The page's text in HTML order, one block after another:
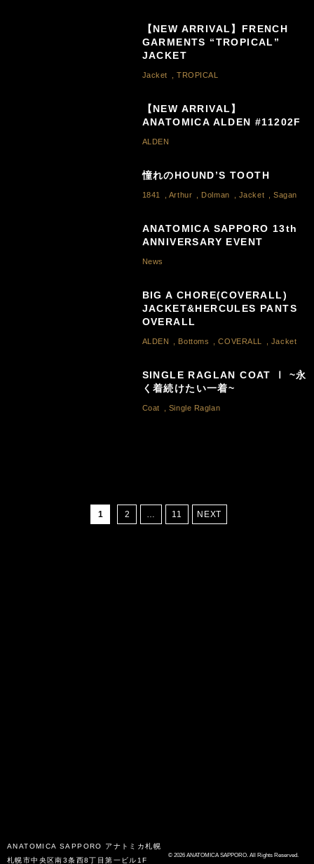
【NEW ARRIVAL】FRENCH
GARMENTS “TROPICAL”
JACKET
Jacket ,TROPICAL
【NEW ARRIVAL】
ANATOMICA ALDEN #11202F
ALDEN
憧れのHOUND’S TOOTH
1841 Arthur Dolman Jacket ,Sagan
ANATOMICA SAPPORO 13th
ANNIVERSARY EVENT
News
BIG A CHORE(COVERALL)
JACKET&HERCULES PANTS
OVERALL
ALDEN Bottoms ,COVERALL Jacket
SINGLE RAGLAN COAT Ⅰ ~永
く着続けたい一着~
Coat Single Raglan
1 2 … 11 NEXT
ANATOMICA SAPPORO アナトミカ札幌
札幌市中央区南3条西8丁目第一ビル1F
© 2026 ANATOMICA SAPPORO. All Rights Reserved.